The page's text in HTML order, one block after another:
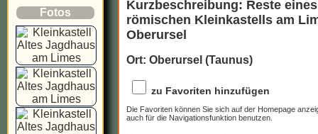
Fotos
Kurzbeschreibung: Reste eines
römischen Kleinkastells am
Oberursel
Ort: Oberursel (Taunus)
zu Favoriten hinzufügen
Die Favoriten können Sie sich auf der Homepage
auch für die Navigationsfunktion benutzen.